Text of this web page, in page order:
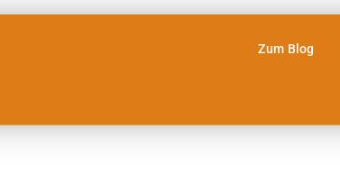
Zum Blog